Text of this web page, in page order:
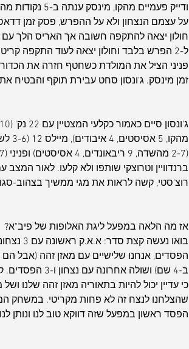
על עצמם הנצחון ולא על ההפרש, פסק זמן דדאס, דקה ו-17
חולון יצאה להתקפה חשובה אך האריס הלך
ל-2 הפרש בלבד וחולון יצאה לעוד התקפה
זמן מינסק. ג'ונסון סחט עבירת תוקף והבטיח את
ברנדוויין וטרוצקי שותפו ולא קלעו. לאור
רוצ'סטי, קשה לראות את מגי ממשיך בצהוב-
אז מה הלאה במפעל ליגת האלופות של פיב"א?
כי עדיין יכול להיות בתאוריה מאזן זהה שלנו
שהצלחנו לנצח זה לא פחות מקריטי. במשחק
הפסד ראשון במפעל שזה דווקא טוב לנו ונותן